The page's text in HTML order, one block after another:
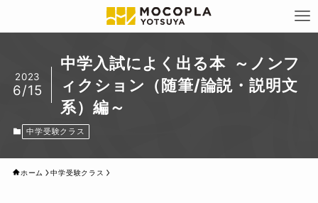
中学入試によく出る本 ～ノンフ
ィクション（随筆/論説・説明文
系）編～
2023
6/15
中学受験クラス
ホーム 中学受験クラス